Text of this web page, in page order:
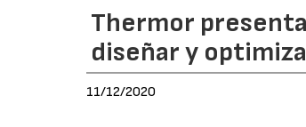
Thermor
diseñar y
11/12/2020